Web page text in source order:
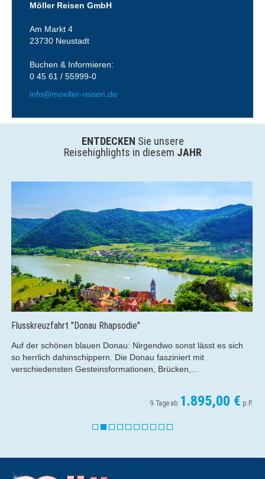
Möller Reisen GmbH
Am Markt 4
23730 Neustadt
Buchen & Informieren:
0 45 61 / 55999-0
info@moeller-reisen.de
ENTDECKEN Sie unsere
Reisehighlights in diesem JAHR
"Donau Rhapsodie"
schönen blauen Donau: Nirgendwo sonst lässt es sich
dahinschippern. Die Donau fasziniert mit
Gesteinsformationen, Brücken,...
9 Tage ab1.895,00 €p.P.